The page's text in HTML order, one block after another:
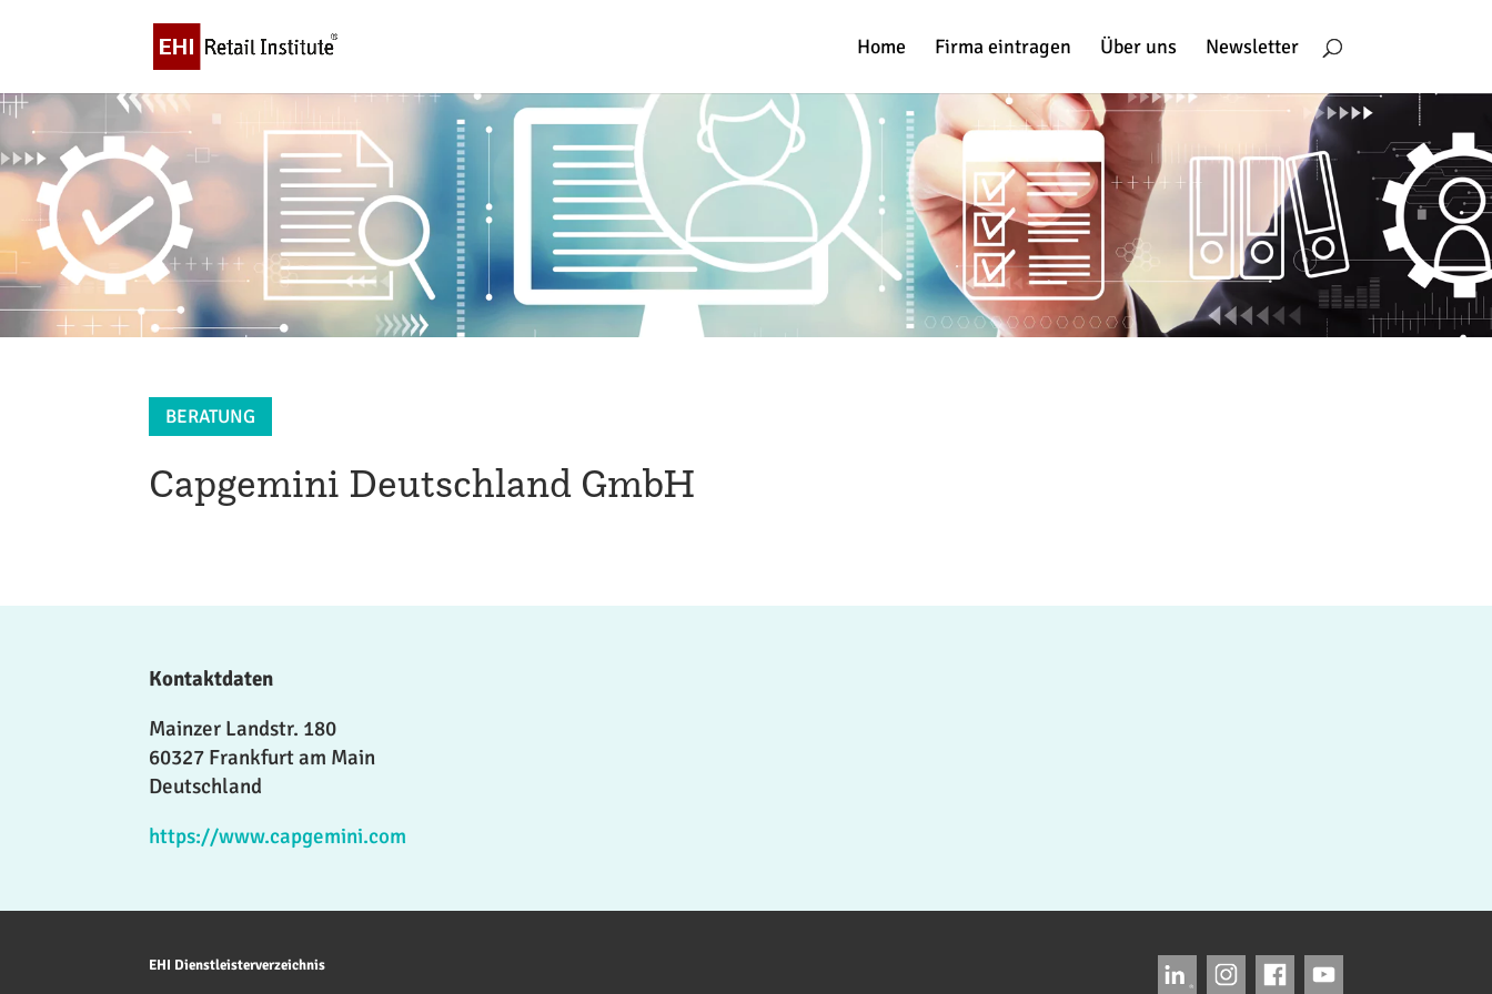
Home Firma eintragen Über uns Newsletter
BERATUNG
Capgemini Deutschland GmbH
Kontaktdaten
Mainzer Landstr. 180
60327 Frankfurt am Main
Deutschland
https://www.capgemini.com
EHI Dienstleisterverzeichnis